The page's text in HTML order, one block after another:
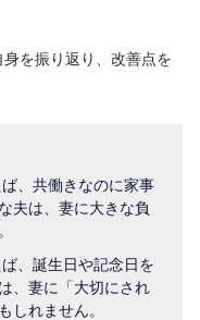
を振り返り、改善点を
、共働きなのに家事
夫は、妻に大きな負
、誕生日や記念日を
、妻に「大切にされ
しれません。